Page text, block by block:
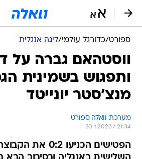
ספורט/כדורגל עולמי/ליגה אנגלית
ווסטהאם גברה על
ותפגוש בשמינית
מנצ'סטר יונייטד
מערכת וואלה ספורט
30.1.2023 / 21:34
הפטישים הכניעו 0:2